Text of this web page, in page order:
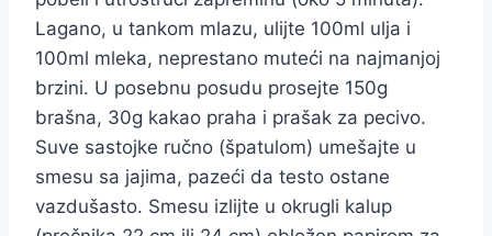
Lagano, u tankom mlazu, ulijte 100ml ulja i
100ml mleka, neprestano muteći na najmanjoj
brzini. U posebnu posudu prosejte 150g
brašna, 30g kakao praha i prašak za pecivo.
Suve sastojke ručno (špatulom) umešajte u
smesu sa jajima, pazeći da testo ostane
vazdušasto. Smesu izlijte u okrugli kalup